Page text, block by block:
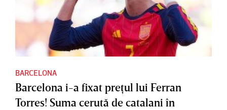
BARCELONA
Barcelona i-a fixat preţul lui Ferran
Torres! Suma cerută de catalani în